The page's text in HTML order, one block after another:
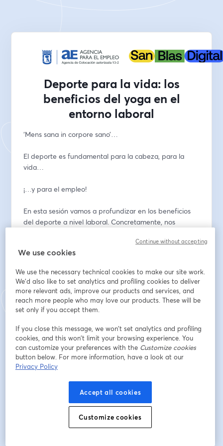
Deporte para la vida: los
beneficios del yoga en el
entorno laboral
‘Mens sana in corpore sano’…
El deporte es fundamental para la cabeza, para la
vida…
¡…y para el empleo!
En esta sesión vamos a profundizar en los beneficios
del deporte a nivel laboral. Concretamente, nos
ha ganado adeptos en los últimos años y de la que hoy
son fans miles de personas.
¿De dónde viene? ¿Qué beneficios tiene para el día a
día? ¿Cómo ayuda a mantener la cabeza a raya y
gestionar nuestras emociones? Y, a nivel de empleo,
¿cómo puede ayudarnos el yoga a ser mejores en
Contestamos a estas preguntas con Roser Grau
Climent, titulada en Yoga por la Escuela Sivananda en
Yoga Integral y creadora del Espacio Antahkrarana
Asiste a esta sesión gratuita y da un pasito adelante
para mejorar tu calidad de vida.
メールアドレス*
We use cookies
We use the necessary technical cookies to make our site work.
We'd also like to set analytics and profiling cookies to deliver
more relevant ads, improve our products and services, and
reach more people who may love our products. These will be
set only if you accept them.
If you close this message, we won’t set analytics and profiling
cookies, and this won’t limit your browsing experience. You
can customize your preferences with the Customize cookies
button below. For more information, have a look at our
Privacy Policy
Accept all cookies
Customize cookies
Continue without accepting